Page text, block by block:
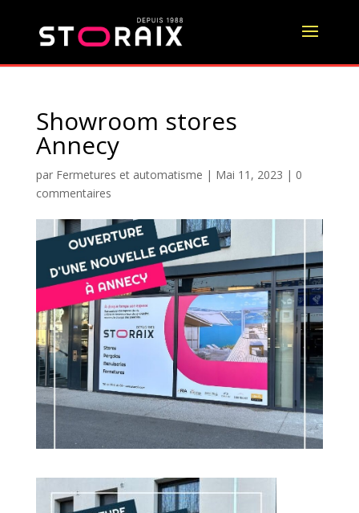
Showroom stores
Annecy
par Fermetures et automatisme | Mai 11, 2023 | 0
commentaires